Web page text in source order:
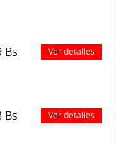
Bs Ver detalles
Bs Ver detalles